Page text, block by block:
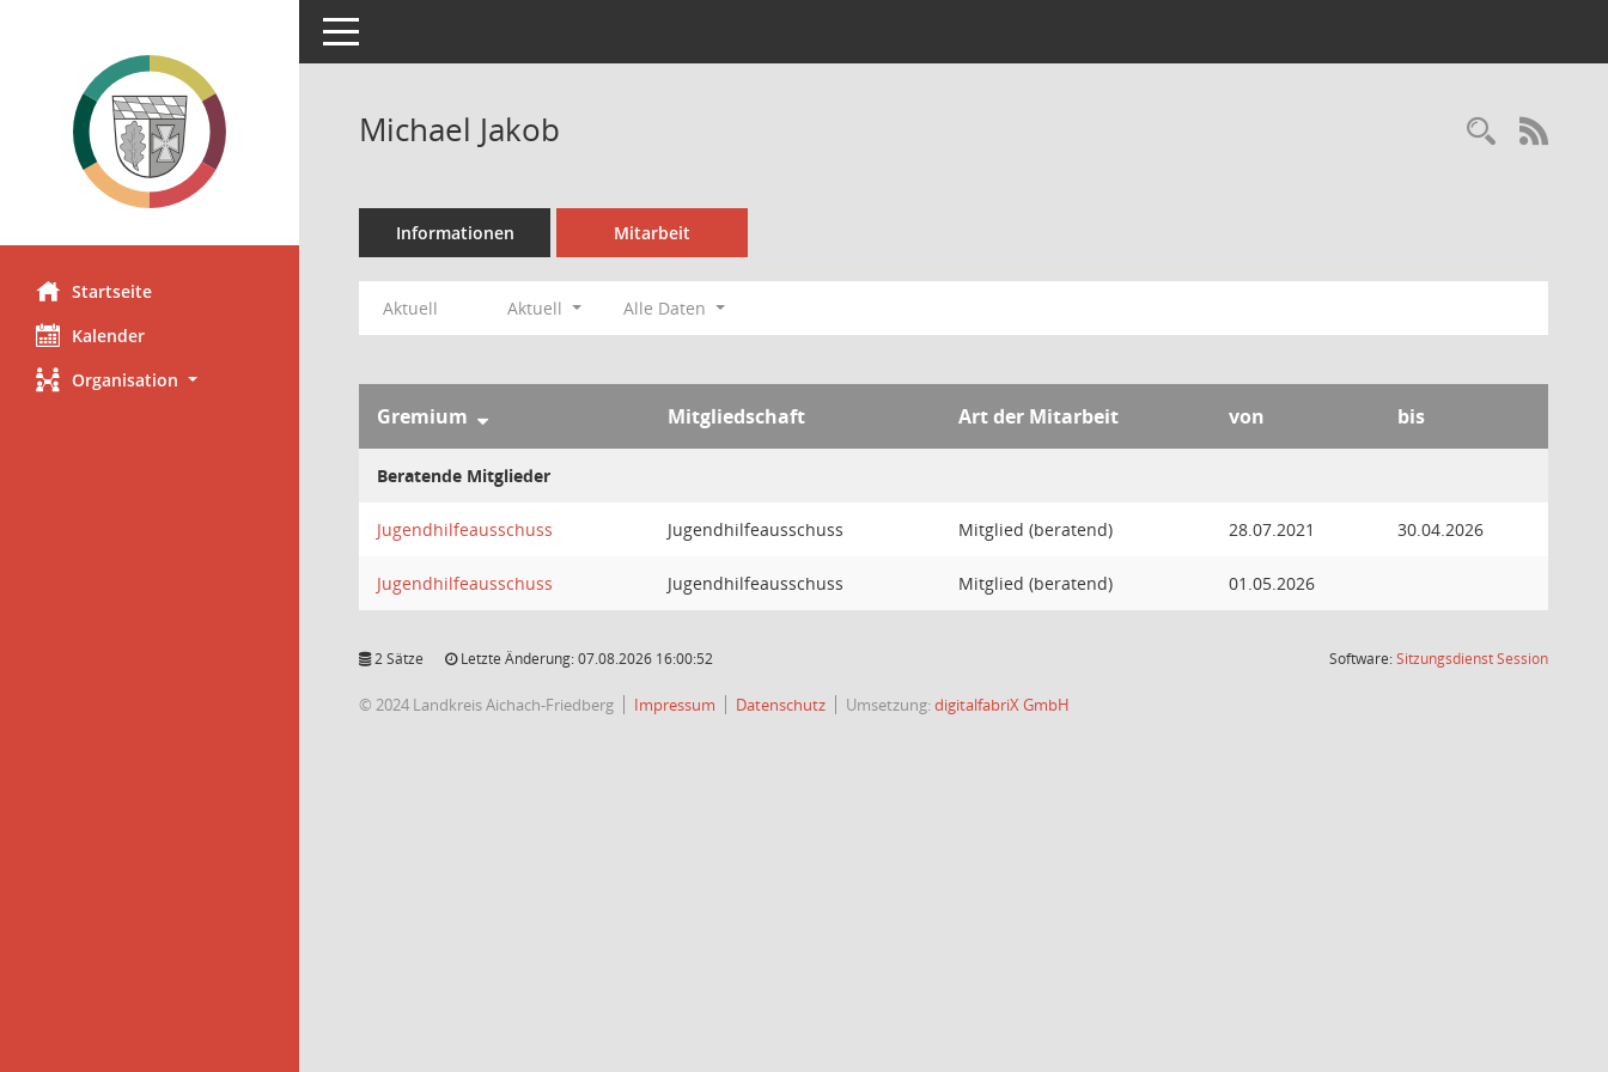
Startseite
Kalender
Organisation
Toggle navigation
Michael Jakob
Informationen Mitarbeit
Aktuell Aktuell Alle Daten
Gremium Mitgliedschaft Art der Mitarbeit von bis
Beratende Mitglieder
Jugendhilfeausschuss Jugendhilfeausschuss Mitglied (beratend) 28.07.2021 30.04.2026
Jugendhilfeausschuss Jugendhilfeausschuss Mitglied (beratend) 01.05.2026
2 Sätze Letzte Änderung: 07.08.2026 16:00:52 Software:SitzungsdienstSession(Wird in
© 2024 Landkreis Aichach-Friedberg Impressum Datenschutz Umsetzung:digitalfabriX GmbH